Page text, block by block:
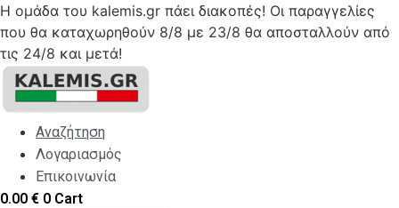
Η ομάδα του kalemis.gr πάει διακοπές! Οι παραγγελίες
που θα καταχωρηθούν 8/8 με 23/8 θα αποσταλλούν από
τις 24/8 και μετά!
Skip
content
Αναζήτηση
Λογαριασμός
Επικοινωνία
0.00 € 0 Cart